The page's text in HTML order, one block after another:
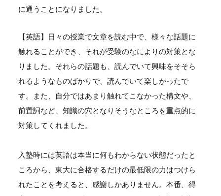
に通うことになりました。
【英語】日々の授業で文章を読む中で、様々な話題に
触れることができ、それが受験のなによりの対策とな
りました。それらの話題も、読んでいて興味をそそら
れるようなものばかりで、読んでいて楽しかったで
す。また、自分ではあまり触れてこなかった構文や、
前置詞など、知識の穴となりそうなところを重点的に
対策してくれました。
入塾時には英語は本当に何もわからない状態だったと
ころから、東大に合格するだけの最低限の力はつけら
れたことを考えると、感謝しかありません。本番、得